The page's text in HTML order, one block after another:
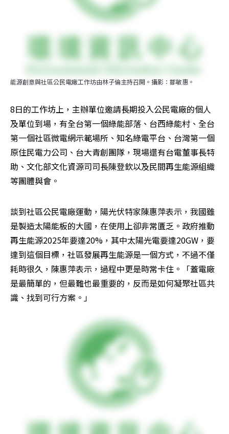
能源創意與社區公民電廠工作坊由林子倫主持召開。攝影：鄒敏惠。
8日的工作坊上，主辦單位邀請長期投入公民電廠的個人
及單位到場，有全台第一個綠能部落、台西綠能村、全台
第一個社區微電網示範場所、知名綠電平台、台灣第一個
原住民電力公司、台大青創團隊，現場還有台電董事長特
助、文化部文化資源司司長陳登欽以及民間再生能源組織
等團體與會。
談到社區公民電廠運動，陽光伏特家陳惠萍表示，我國雖
是製造太陽能板的大國，在使用上卻非常匱乏。政府推動
再生能源2025年要達20%，其中太陽光電要達20GW，要
達到這個目標，社區發展再生能源是一個方式，不過不僅
耗時很久，陳惠萍表示，過程中更是時常卡住。「蓋電廠
是最簡單的，但最難也最重要的，反而是如何凝聚社區共
識、找到可行方案。」